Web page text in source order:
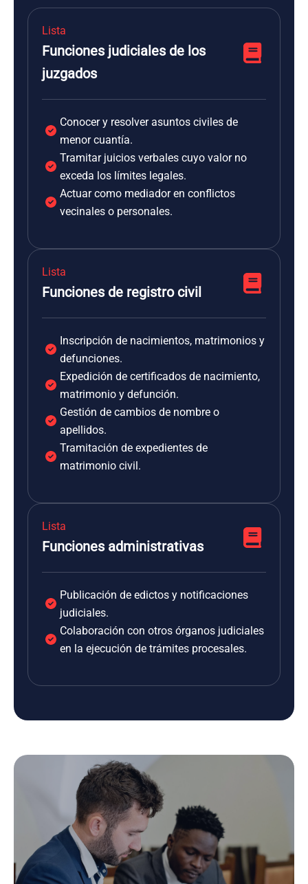
Lista
Funciones judiciales de los
juzgados
Conocer y resolver asuntos civiles de
menor cuantía.
Tramitar juicios verbales cuyo valor no
exceda los límites legales.
Actuar como mediador en conflictos
vecinales o personales.
Lista
Funciones de registro civil
Inscripción de nacimientos, matrimonios y
defunciones.
Expedición de certificados de nacimiento,
matrimonio y defunción.
Gestión de cambios de nombre o
apellidos.
Tramitación de expedientes de
matrimonio civil.
Lista
Funciones administrativas
Publicación de edictos y notificaciones
judiciales.
Colaboración con otros órganos judiciales
en la ejecución de trámites procesales.